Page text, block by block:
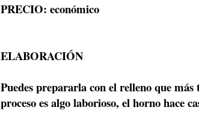
PRECIO: económico
ELABORACIÓN
Puedes prepararla con el relleno que más
proceso es algo laborioso, el horno hace